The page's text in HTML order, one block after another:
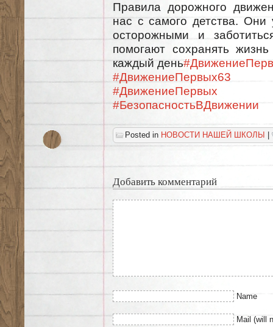
Правила дорожного
нас с самого детства.
осторожными и
помогают сохранять
каждый день
#ДвижениеПервых63
#ДвижениеПервых
#БезопасностьВДвижении
Posted in НОВОСТИ НАШЕЙ ШКОЛЫ
Добавить комментарий
Name
Mail (will